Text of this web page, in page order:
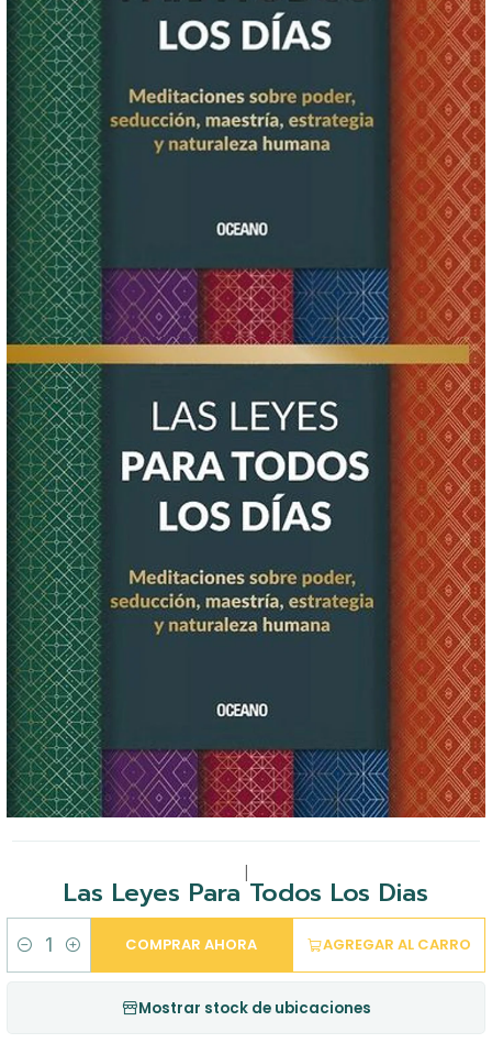
Las Leyes Para Todos Los Dias
Cantidad
AGREGAR AL CARRO
COMPRAR AHORA
Mostrar stock de ubicaciones